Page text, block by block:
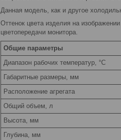
Данная модель, как и другое
Оттенок цвета изделия на
цветопередачи монитора.
Общие параметры
Диапазон рабочих температур, °C
Габаритные размеры, мм
Расположение агрегата
Общий объем, л
Высота, мм
Глубина, мм